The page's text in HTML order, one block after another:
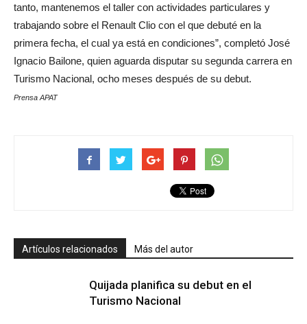
tanto, mantenemos el taller con actividades particulares y
trabajando sobre el Renault Clio con el que debuté en la
primera fecha, el cual ya está en condiciones”, completó José
Ignacio Bailone, quien aguarda disputar su segunda carrera en
Turismo Nacional, ocho meses después de su debut.
Prensa APAT
Artículos relacionados Más del autor
Quijada planifica su debut en el
Turismo Nacional